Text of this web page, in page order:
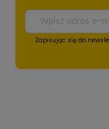
Zapisując się do